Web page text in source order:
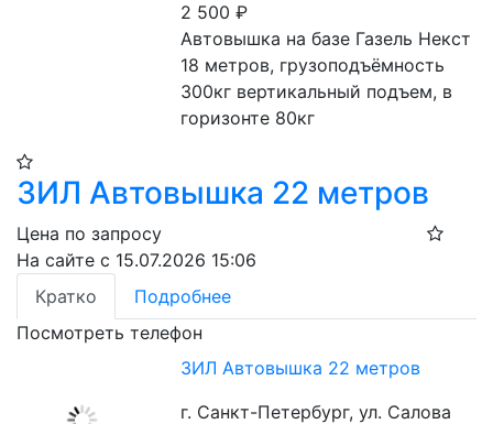
2 500₽
Автовышка на базе Газель Некст
18 метров, грузоподъёмность
300кг вертикальный подъем, в
горизонте 80кг
ЗИЛ Автовышка 22 метров
Цена по запросу
На сайте с 15.07.2026 15:06
Кратко
Подробнее
Посмотреть телефон
ЗИЛ Автовышка 22 метров
г. Санкт-Петербург, ул. Салова